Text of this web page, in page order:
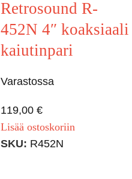
Retrosound R-
452N 4″ koaksiaali
kaiutinpari
Varastossa
119,00 €
Lisää ostoskoriin
SKU: R452N